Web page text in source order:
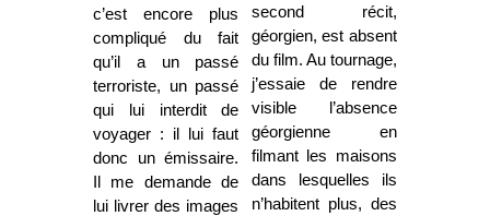
c’est encore plus
compliqué du fait
qu’il a un passé
terroriste, un passé
qui lui interdit de
voyager : il lui faut
donc un émissaire.
Il me demande de
lui livrer des images
second récit,
géorgien, est absent
du film. Au tournage,
j’essaie de rendre
visible l’absence
géorgienne en
filmant les maisons
dans lesquelles ils
n’habitent plus, des